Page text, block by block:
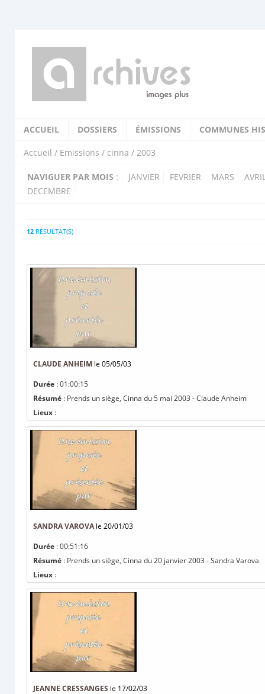
ACCUEIL DOSSIERS ÉMISSIONS COMMUNES
Accueil / Emissions / cinna / 2003
NAVIGUER PAR MOIS : JANVIER FEVRIER MARS
DECEMBRE
12 RÉSULTAT(S)
CLAUDE ANHEIM le 05/05/03
Durée : 01:00:15
Résumé : Prends un siège, Cinna du 5 mai 2003 - Claude Anheim
Lieux :
SANDRA VAROVA le 20/01/03
Durée : 00:51:16
Résumé : Prends un siège, Cinna du 20 janvier 2003 - Sandra Varova
Lieux :
JEANNE CRESSANGES le 17/02/03